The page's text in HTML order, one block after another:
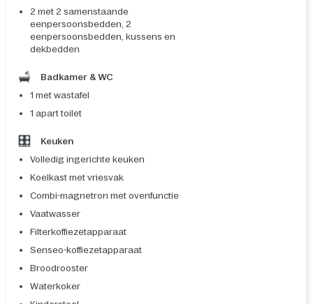
2 met 2 samenstaande
eenpersoonsbedden, 2
eenpersoonsbedden, kussens en
dekbedden
Badkamer & WC
1 met wastafel
1 apart toilet
Keuken
Volledig ingerichte keuken
Koelkast met vriesvak
Combi-magnetron met ovenfunctie
Vaatwasser
Filterkoffiezetapparaat
Senseo-koffiezetapparaat
Broodrooster
Waterkoker